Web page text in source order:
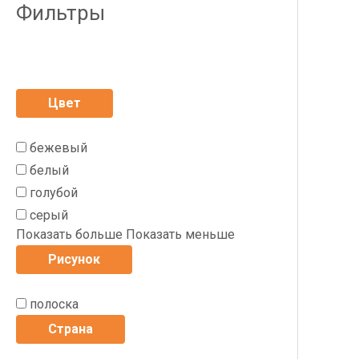
Фильтры
Цвет
бежевый
белый
голубой
серый
Показать больше Показать меньше
Рисунок
полоска
Страна